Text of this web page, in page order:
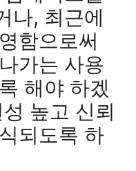
나, 최근에
함으로써
가는 사용
해야 하겠
높고 신뢰
되도록 하